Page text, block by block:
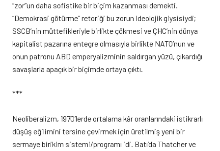
“zor”un daha sofistike bir biçim kazanması demekti.
“Demokrasi götürme” retoriği bu zorun ideolojik giysisiydi;
SSCB’nin müttefikleriyle birlikte çökmesi ve ÇHC’nin dünya
kapitalist pazarına entegre olmasıyla birlikte NATO’nun ve
onun patronu ABD emperyalizminin saldırgan yüzü, çıkardığı
savaşlarla apaçık bir biçimde ortaya çıktı.
***
Neoliberalizm, 1970’lerde ortalama kâr oranlarındaki istikrarlı
düşüş eğilimini tersine çevirmek için üretilmiş yeni bir
sermaye birikim sistemi/programı idi. Batı’da Thatcher ve